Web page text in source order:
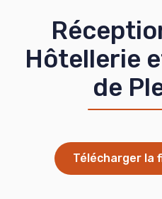
Hôtellerie
de
Télécharger la